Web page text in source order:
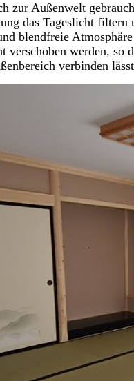
zur Außenwelt
das Tageslicht filtern
blendfreie Atmosphäre
verschoben werden, so
verbinden